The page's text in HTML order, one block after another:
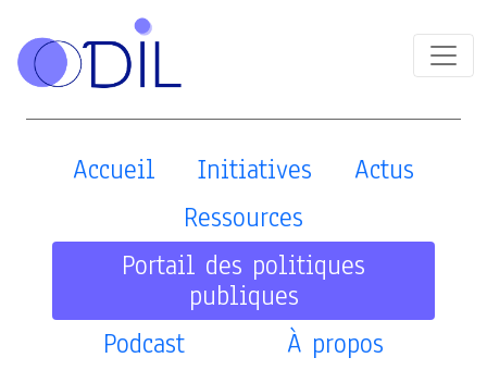
Accueil Initiatives
Actus
Ressources
Portail des politiques
publiques
Podcast
À propos